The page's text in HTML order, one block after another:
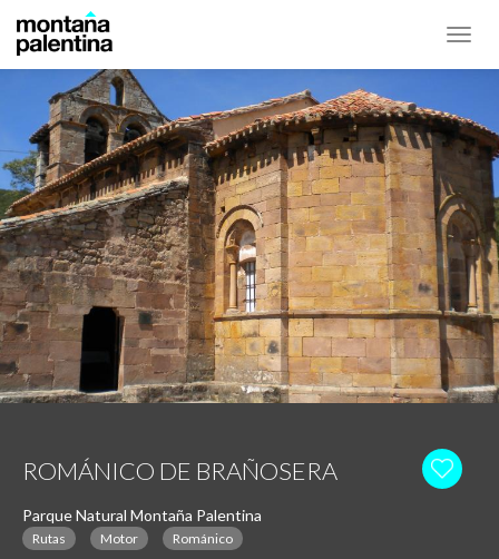
ROMÁNICO DE BRAÑOSERA
Parque Natural Montaña Palentina
Rutas Motor Románico